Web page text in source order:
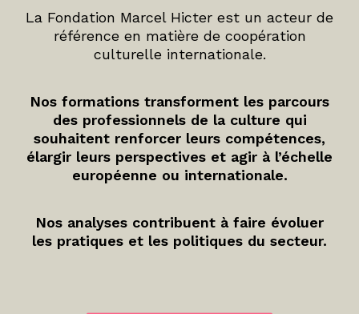
La Fondation Marcel Hicter est un acteur de
référence en matière de coopération
culturelle internationale.
Nos formations transforment les parcours
des professionnels de la culture qui
souhaitent renforcer leurs compétences,
élargir leurs perspectives et agir à l’échelle
européenne ou internationale.
Nos analyses contribuent à faire évoluer
les pratiques et les politiques du secteur.